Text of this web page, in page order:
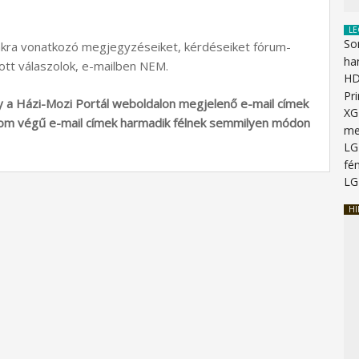
vonatkozó megjegyzéseiket, kérdéseiket fórum-
válaszolok, e-mailben NEM.
Házi-Mozi Portál weboldalon megjelenő e-mail címek
végű e-mail címek harmadik félnek semmilyen módon